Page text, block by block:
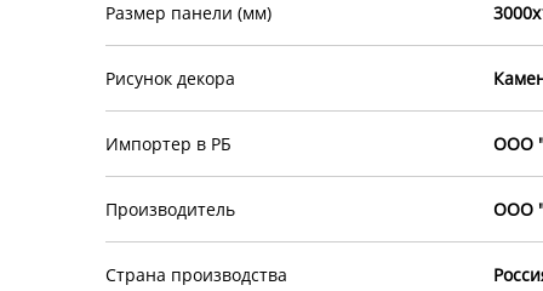
Размер панели (мм)
Рисунок декора
Импортер в РБ ООО
Производитель ООО "
Страна производства